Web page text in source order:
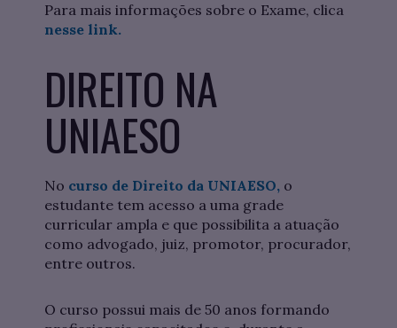
Para mais informações sobre o Exame, clica
nesse link.
DIREITO NA
UNIAESO
No curso de Direito da UNIAESO, o
estudante tem acesso a uma grade
curricular ampla e que possibilita a atuação
como advogado, juiz, promotor, procurador,
entre outros.
O curso possui mais de 50 anos formando